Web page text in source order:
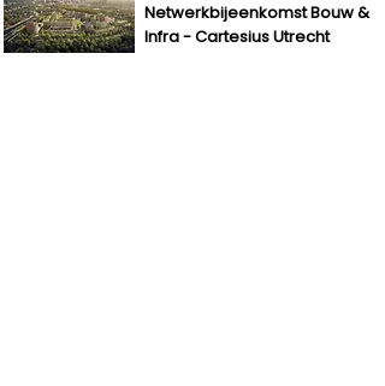
Netwerkbijeenkomst Bouw &
Infra - Cartesius Utrecht